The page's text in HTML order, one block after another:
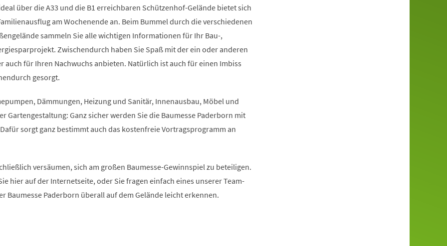
über die A33 und die B1 erreichbaren Schützenhof-Gelände bietet sich
am Wochenende an. Beim Bummel durch die verschiedenen
sammeln Sie alle wichtigen Informationen für Ihr Bau-,
Zwischendurch haben Sie Spaß mit der ein oder anderen
auch für Ihren Nachwuchs anbieten. Natürlich ist auch für einen Imbiss
gesorgt.
Dämmungen, Heizung und Sanitär, Innenausbau, Möbel und
Gartengestaltung: Ganz sicher werden Sie die Baumesse Paderborn mit
sorgt ganz bestimmt auch das kostenfreie Vortragsprogramm an
versäumen, sich am großen Baumesse-Gewinnspiel zu beteiligen.
hier auf der Internetseite, oder Sie fragen einfach eines unserer Team-
Baumesse Paderborn überall auf dem Gelände leicht erkennen.